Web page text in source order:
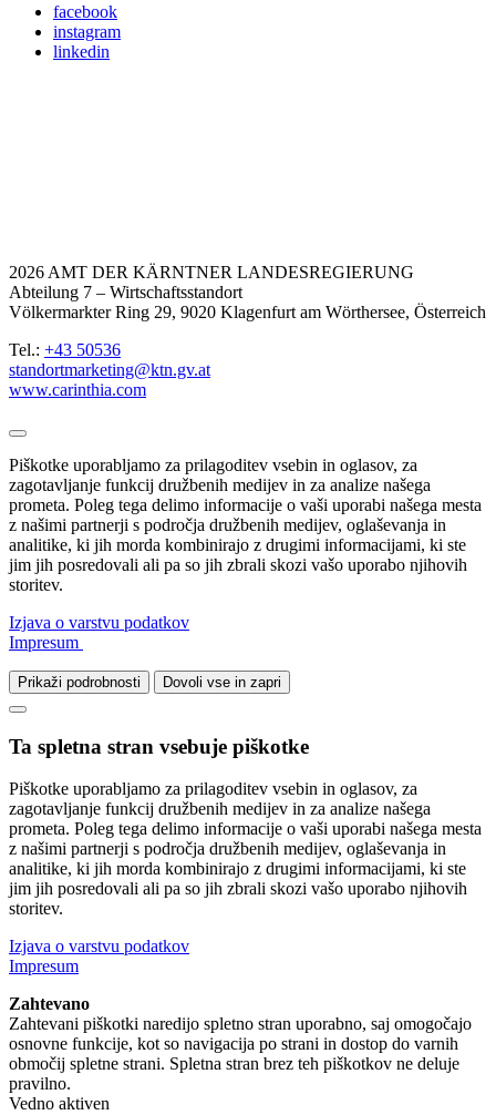
facebook
instagram
linkedin
2026 AMT DER KÄRNTNER LANDESREGIERUNG
Abteilung 7 – Wirtschaftsstandort
Völkermarkter Ring 29, 9020 Klagenfurt am Wörthersee, Österreich
Tel.: +43 50536
standortmarketing@ktn.gv.at
www.carinthia.com
Piškotke uporabljamo za prilagoditev vsebin in oglasov, za
zagotavljanje funkcij družbenih medijev in za analize našega
prometa. Poleg tega delimo informacije o vaši uporabi našega mesta
z našimi partnerji s področja družbenih medijev, oglaševanja in
analitike, ki jih morda kombinirajo z drugimi informacijami, ki ste
jim jih posredovali ali pa so jih zbrali skozi vašo uporabo njihovih
storitev.
Izjava o varstvu podatkov
Impresum
Prikaži podrobnosti Dovoli vse in zapri
Ta spletna stran vsebuje piškotke
Piškotke uporabljamo za prilagoditev vsebin in oglasov, za
zagotavljanje funkcij družbenih medijev in za analize našega
prometa. Poleg tega delimo informacije o vaši uporabi našega mesta
z našimi partnerji s področja družbenih medijev, oglaševanja in
analitike, ki jih morda kombinirajo z drugimi informacijami, ki ste
jim jih posredovali ali pa so jih zbrali skozi vašo uporabo njihovih
storitev.
Izjava o varstvu podatkov
Impresum
Zahtevano
Zahtevani piškotki naredijo spletno stran uporabno, saj omogočajo
osnovne funkcije, kot so navigacija po strani in dostop do varnih
območij spletne strani. Spletna stran brez teh piškotkov ne deluje
pravilno.
Vedno aktiven